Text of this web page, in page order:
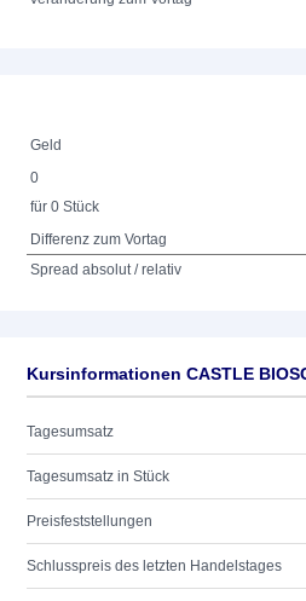
Geld
0
für 0 Stück
Differenz zum Vortag
Spread absolut / relativ
Kursinformationen CASTLE
Tagesumsatz
Tagesumsatz in Stück
Preisfeststellungen
Schlusspreis des letzten Handelstages